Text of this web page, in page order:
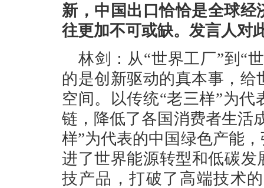
新，中国出口恰恰是全球
往更加不可或缺。发言人对
林剑：从“世界工厂”到“
的是创新驱动的真本事，
空间。以传统“老三样”为
链，降低了各国消费者生活
样”为代表的中国绿色产能
进了世界能源转型和低碳发
技产品，打破了高端技术